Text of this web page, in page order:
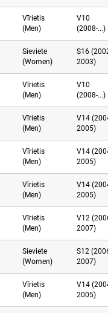
Vīrietis
(Men)
V10
(2008-...)
Sieviete
(Women)
S16
2003)
Vīrietis
(Men)
V10
(2008-...)
Vīrietis
(Men)
V14
2005)
Vīrietis
(Men)
V14
2005)
Vīrietis
(Men)
V14
2005)
Vīrietis
(Men)
V12
2007)
Sieviete
(Women)
S12
2007)
Vīrietis
(Men)
V14
2005)